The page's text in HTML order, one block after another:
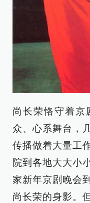
尚长荣恪守着京
众、心系舞台，
传播做着大量工
院到各地大大小
家新年京剧晚会
尚长荣的身影。